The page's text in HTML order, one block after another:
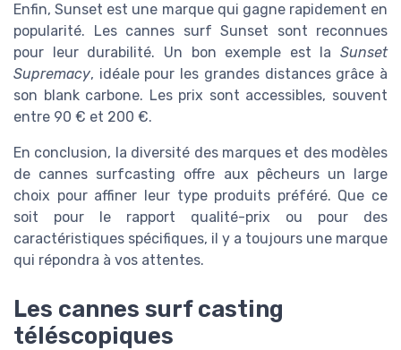
Enfin, Sunset est une marque qui gagne rapidement en
popularité. Les cannes surf Sunset sont reconnues
pour leur durabilité. Un bon exemple est la Sunset
Supremacy, idéale pour les grandes distances grâce à
son blank carbone. Les prix sont accessibles, souvent
entre 90 € et 200 €.
En conclusion, la diversité des marques et des modèles
de cannes surfcasting offre aux pêcheurs un large
choix pour affiner leur type produits préféré. Que ce
soit pour le rapport qualité-prix ou pour des
caractéristiques spécifiques, il y a toujours une marque
qui répondra à vos attentes.
Les cannes surf casting
téléscopiques